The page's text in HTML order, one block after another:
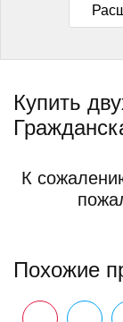
Купить
К
Похожие